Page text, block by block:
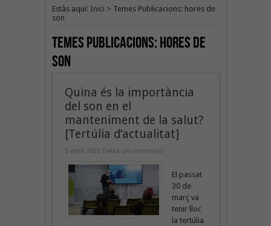
Estàs aquí: Inici > Temes Publicacions: hores de
son
Temes Publicacions:hores de
son
Quina és la importància
del son en el
manteniment de la salut?
[Tertúlia d’actualitat]
5 abril 2022 Deixa un comentari
El passat
30 de
març va
tenir lloc
la tertúlia